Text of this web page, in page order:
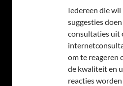
Iedereen die
suggesties
consultaties uit
om te reageren
de kwaliteit en
reacties